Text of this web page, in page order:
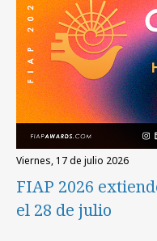
viernes, 17 de julio 2026
FIAP 2026
el 28 de julio